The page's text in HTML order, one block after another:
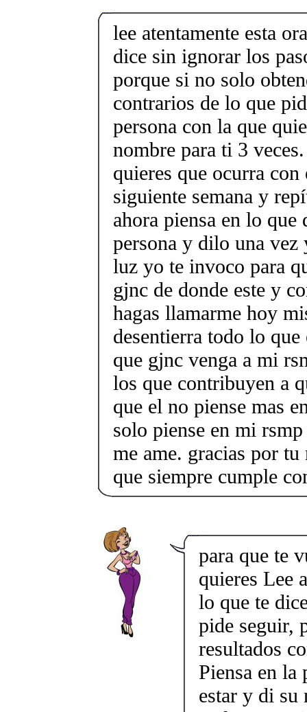
lee atentamente esta
dice sin ignorar los
porque si no solo
contrarios de lo que
persona con la que
nombre para ti 3
quieres que ocurra con
siguiente semana y
ahora piensa en lo que
persona y dilo una vez
luz yo te invoco para
gjnc de donde este y
hagas llamarme hoy
desentierra todo lo
que gjnc venga a mi
los que contribuyen a
que el no piense mas
solo piense en mi
me ame. gracias por
que siempre cumple
para que te
quieres Lee
lo que te
pide seguir,
resultados
Piensa en la
estar y di su